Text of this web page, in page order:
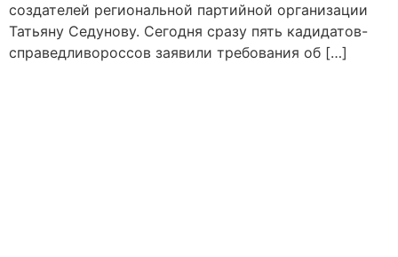
создателей региональной партийной организации
Татьяну Седунову. Сегодня сразу пять кадидатов-
справедливороссов заявили требования об […]